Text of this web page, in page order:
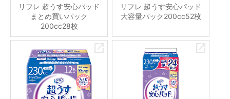
リフレ 超うす安心パッド
まとめ買いパック
200cc28枚
リフレ 超うす安心パッド
大容量パック200cc52枚